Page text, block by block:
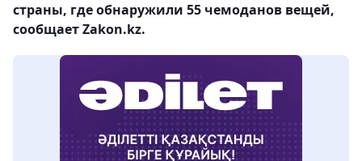
страны, где обнаружили 55 чемоданов вещей,
сообщает Zakon.kz.